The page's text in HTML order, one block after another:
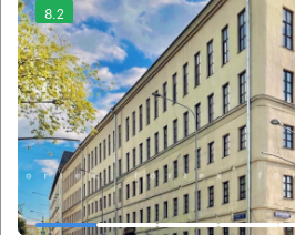
8.2